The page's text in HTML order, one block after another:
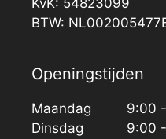
KvK: 54823099
BTW:
Openingstijden
Maandag
Dinsdag
9:00
9:00